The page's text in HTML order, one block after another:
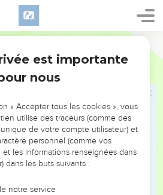
le supplia de venir guérir son fils
vous ne croirez donc pas ?
: —Seigneur, viens vite avant
chez toi, ton fils est bien portant.
parole et il repartit chez lui.
plusieurs de ses serviteurs vinrent
: —Ton fils est bien
heure son état s’était amélioré. Ils
est importante
nous
« Accepter tous les cookies », vous
utilise des traceurs (comme des
de votre compte utilisateur) et
personnel (comme vos
les informations renseignées dans
dans les buts suivants :
notre service